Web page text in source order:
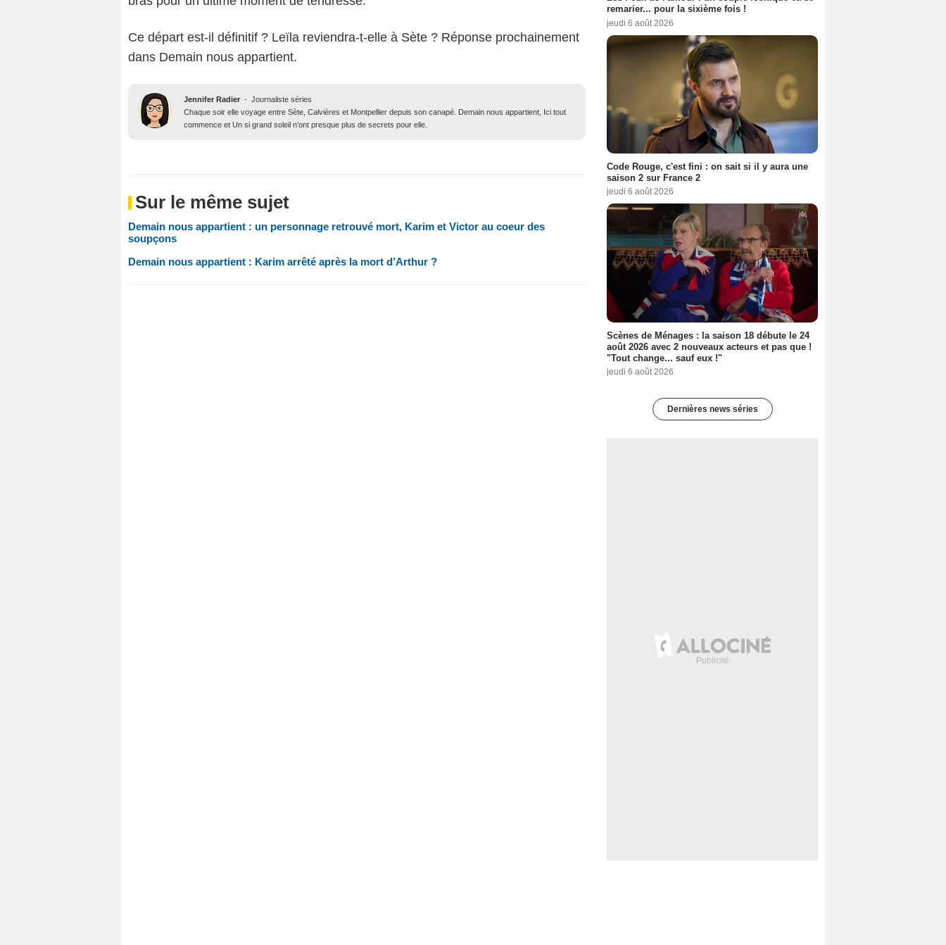
Ce départ est-il définitif ? Leïla reviendra-t-elle à Sète ? Réponse prochainement
dans Demain nous appartient.
Jennifer Radier - Journaliste séries
Chaque soir elle voyage entre Sète, Calvières et Montpellier depuis son canapé. Demain nous appartient, Ici tout
commence et Un si grand soleil n’ont presque plus de secrets pour elle.
Sur le même sujet
Demain nous appartient : un personnage retrouvé mort, Karim et Victor au coeur des
soupçons
Demain nous appartient : Karim arrêté après la mort d’Arthur ?
remarier... pour la sixième fois !
jeudi 6 août 2026
Code Rouge, c'est fini : on sait si il y aura une
saison 2 sur France 2
jeudi 6 août 2026
Scènes de Ménages : la saison 18 débute le 24
août 2026 avec 2 nouveaux acteurs et pas que !
"Tout change... sauf eux !"
jeudi 6 août 2026
Dernières news séries